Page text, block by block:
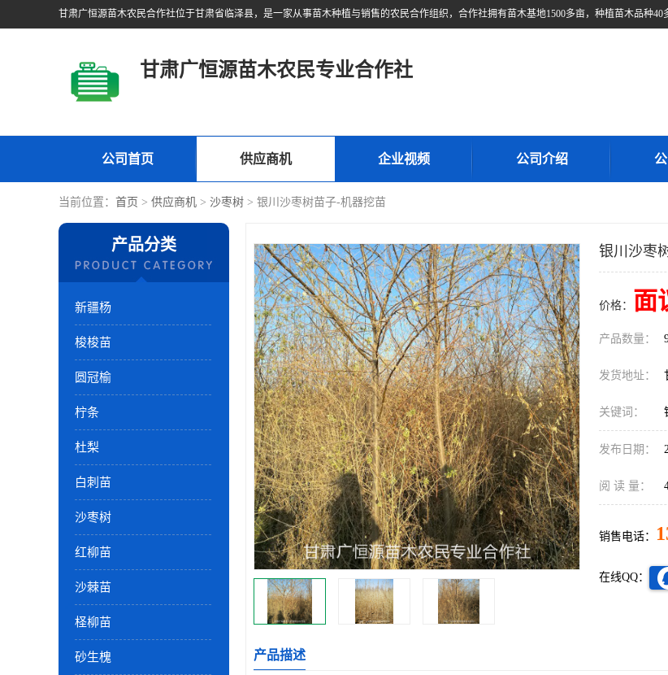
甘肃广恒源苗木农民专业合作社
公司首页 供应商机 企业视频 公司介绍
当前位置： 首页 > 供应商机 > 沙枣树 > 银川沙枣树苗子-机器挖苗
产品分类
新疆杨
梭梭苗
圆冠榆
柠条
杜梨
白刺苗
沙枣树
红柳苗
沙棘苗
柽柳苗
砂生槐
银川沙枣
价格： 面
产品数量：
发货地址：
关键词：
发布日期：
阅 读 量：
销售电话：
在线QQ：
产品描述